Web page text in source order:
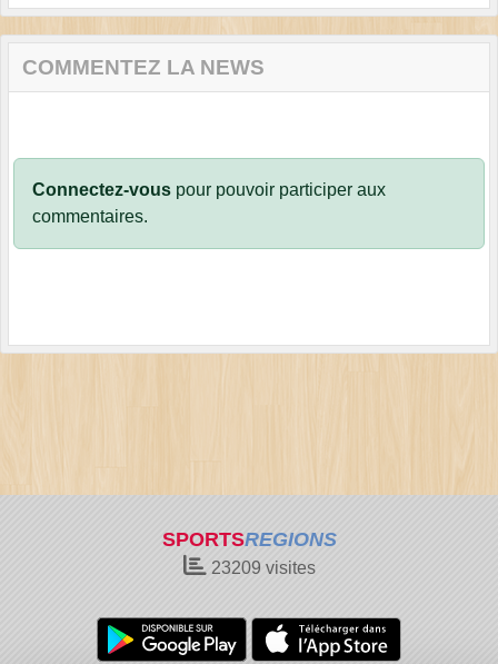
COMMENTEZ LA NEWS
Connectez-vous pour pouvoir participer aux
commentaires.
SPORTSREGIONS
23209 visites